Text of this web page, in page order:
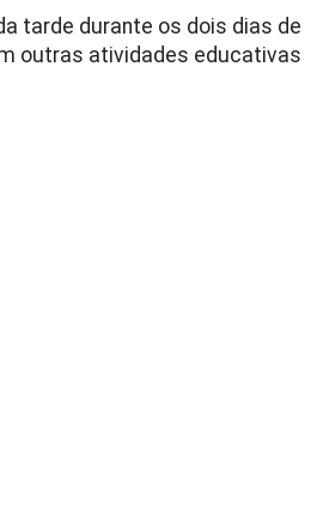
tarde durante os dois dias de
outras atividades educativas